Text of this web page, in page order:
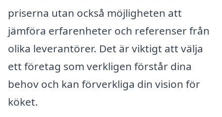
priserna utan också möjligheten att
jämföra erfarenheter och referenser från
olika leverantörer. Det är viktigt att välja
ett företag som verkligen förstår dina
behov och kan förverkliga din vision för
köket.